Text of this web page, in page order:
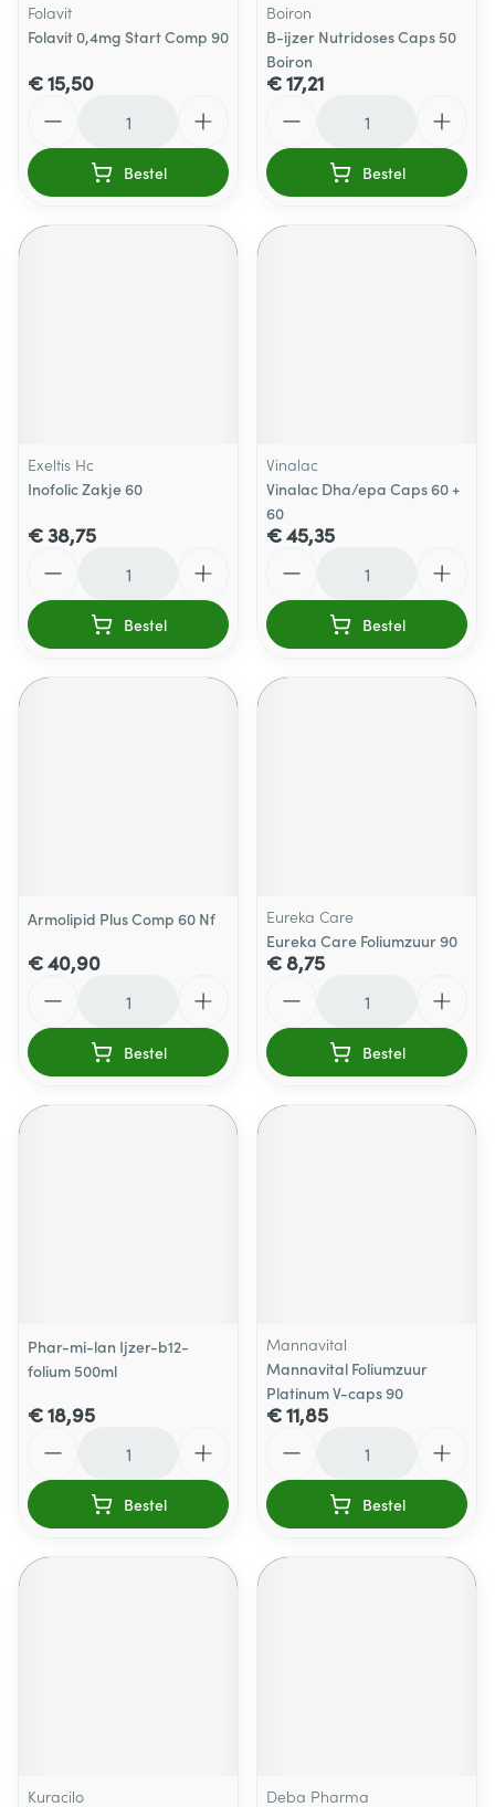
Folavit
Folavit 0,4mg Start Comp 90
€ 15,50
Bestel
Boiron
B-ijzer Nutridoses Caps 50
Boiron
€ 17,21
Bestel
Exeltis Hc
Inofolic Zakje 60
€ 38,75
Bestel
Vinalac
Vinalac Dha/epa Caps 60 +
60
€ 45,35
Bestel
Armolipid Plus Comp 60 Nf
€ 40,90
Bestel
Eureka Care
Eureka Care Foliumzuur 90
€ 8,75
Bestel
Phar-mi-lan Ijzer-b12-
folium 500ml
€ 18,95
Bestel
Mannavital
Mannavital Foliumzuur
Platinum V-caps 90
€ 11,85
Bestel
Kuracilo Deba Pharma